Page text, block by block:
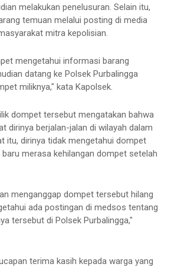
melakukan penelusuran. Selain itu,
temuan melalui posting di media
mitra kepolisian.
mengetahui informasi barang
datang ke Polsek Purbalingga
miliknya," kata Kapolsek.
dompet tersebut mengatakan bahwa
dirinya berjalan-jalan di wilayah dalam
itu, dirinya tidak mengetahui dompet
baru merasa kehilangan dompet setelah
menganggap dompet tersebut hilang
ada postingan di medsos tentang
tersebut di Polsek Purbalingga,"
terima kasih kepada warga yang